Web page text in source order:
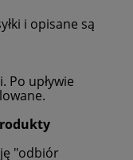
i opisane są
Po upływie
"odbiór